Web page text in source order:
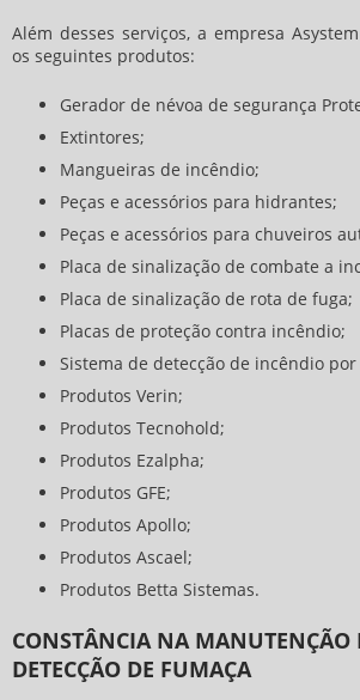
Além desses serviços, a empresa
os seguintes produtos:
Gerador de névoa de segurança
Extintores;
Mangueiras de incêndio;
Peças e acessórios para hidrantes;
Peças e acessórios para chuveiros
Placa de sinalização de combate a
Placa de sinalização de rota de fuga;
Placas de proteção contra incêndio;
Sistema de detecção de incêndio por
Produtos Verin;
Produtos Tecnohold;
Produtos Ezalpha;
Produtos GFE;
Produtos Apollo;
Produtos Ascael;
Produtos Betta Sistemas.
CONSTÂNCIA NA MANUTENÇÃO
DETECÇÃO DE FUMAÇA